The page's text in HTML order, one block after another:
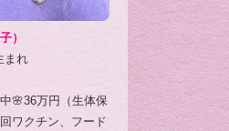
）
まれ
🌸36万円（生体保
ワクチン、フード